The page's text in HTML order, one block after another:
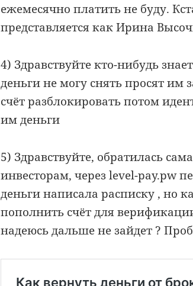
ежемесячно платить не буду.
представляется как Ирина
4) Здравствуйте кто-нибудь
деньги не могу снять просят им
счёт разблокировать потом
им деньги
5) Здравствуйте, обратилась
инвесторам, через level-pay.pw
деньги написала расписку , но
пополнить счёт для
надеюсь дальше не зайдет ?